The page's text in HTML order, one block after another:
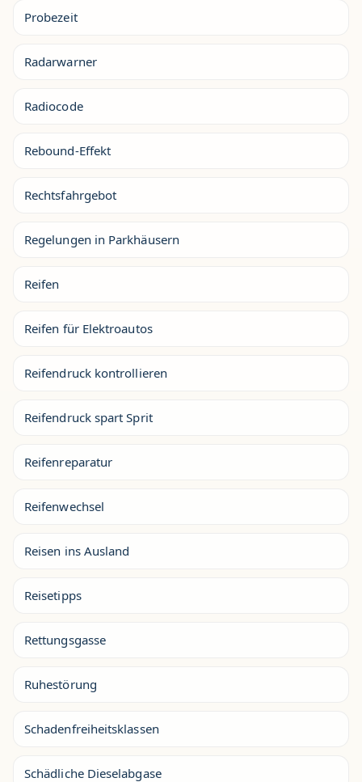
Probezeit
Radarwarner
Radiocode
Rebound-Effekt
Rechtsfahrgebot
Regelungen in Parkhäusern
Reifen
Reifen für Elektroautos
Reifendruck kontrollieren
Reifendruck spart Sprit
Reifenreparatur
Reifenwechsel
Reisen ins Ausland
Reisetipps
Rettungsgasse
Ruhestörung
Schadenfreiheitsklassen
Schädliche Dieselabgase